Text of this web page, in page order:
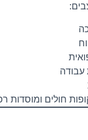
עבודה
חולים ומוסדות